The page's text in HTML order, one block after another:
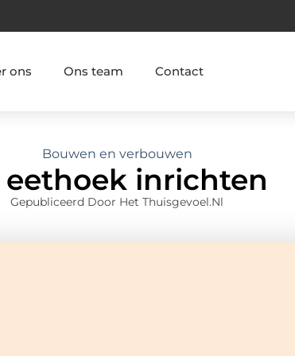
ons Ons team Contact
Bouwen en verbouwen
eethoek inrichten
Gepubliceerd Door Het Thuisgevoel.nl